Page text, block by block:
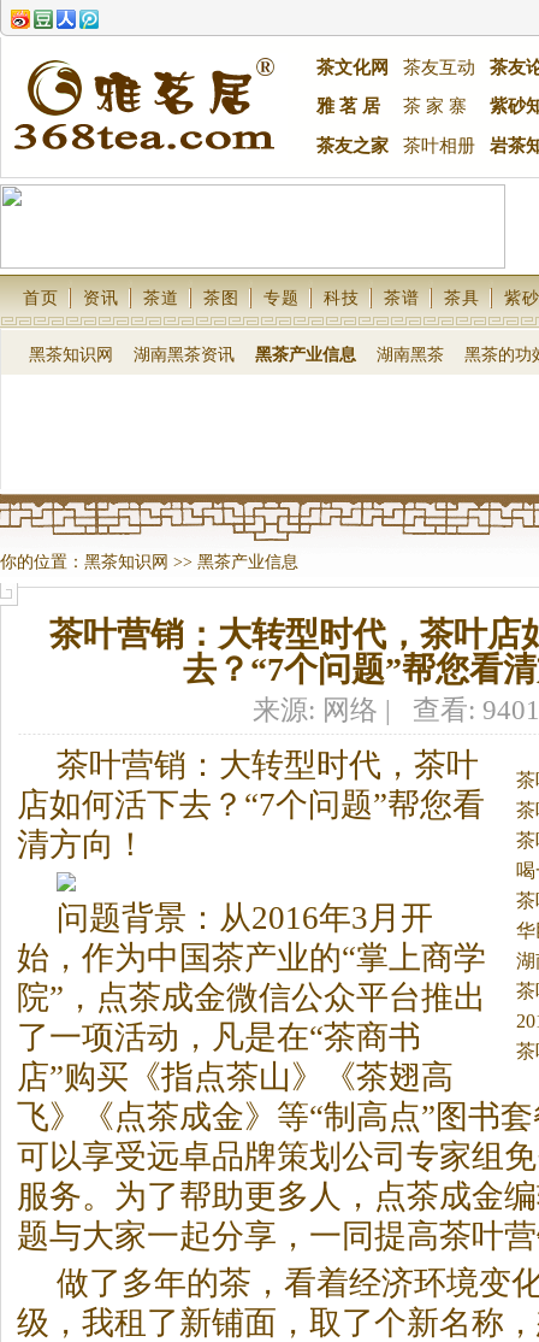
茶文化网 茶友互动
茶友
雅 茗 居
茶 家 寨 紫砂
茶友之家 茶叶相册 岩茶
首页 资讯 茶道 茶图 专题 科技 茶谱 茶具 紫砂
黑茶知识网 湖南黑茶资讯 黑茶产业信息 湖南黑茶 黑茶的功
你的位置： 黑茶知识网 >> 黑茶产业信息
茶叶营销：大转型时代，茶叶店
去？“7个问题”帮您看
来源: 网络 | 查看:
如
能
扣
能
检
茶叶营销：大转型时代，茶叶
店如何活下去？“7个问题”帮您看
清方向！
问题背景：从2016年3月开
始，作为中国茶产业的“掌上商学
院”，点茶成金微信公众平台推出
了一项活动，凡是在“茶商书
店”购买《指点茶山》《茶翅高
飞》《点茶成金》等“制高点”图书
可以享受远卓品牌策划公司专家组
服务。 为了帮助更多人，点茶成金
题与大家一起分享，一同提高茶叶
做了多年的茶，看着经济环境变
级，我租了新铺面，取了个新名称